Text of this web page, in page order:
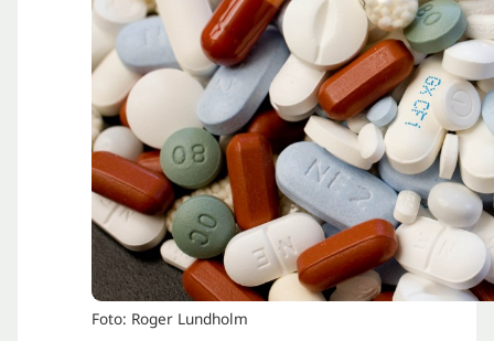
Foto: Roger Lundholm